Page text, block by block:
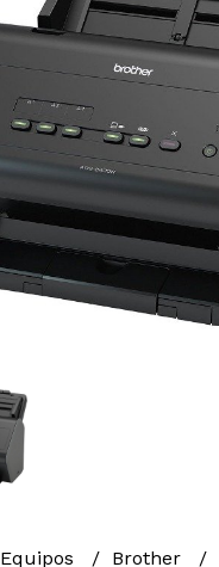
Equipos Brother